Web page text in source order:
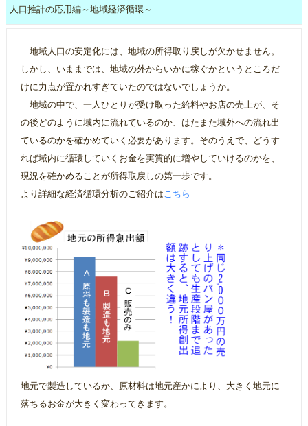
人口推計の応用編～地域経済循環～
地域人口の安定化には、地域の所得取り戻しが欠かせません。
しかし、いままでは、地域の外からいかに稼ぐかというところだ
けに力点が置かれすぎていたのではないでしょうか。
地域の中で、一人ひとりが受け取った給料やお店の売上が、そ
の後どのように域内に流れているのか、はたまた域外への流れ出
ているのかを確かめていく必要があります。そのうえで、どうす
れば域内に循環していくお金を実質的に増やしていけるのかを、
現況を確かめることが所得取戻しの第一歩です。
より詳細な経済循環分析のご紹介はこちら
地元で製造しているか、原材料は地元産かにより、大きく地元に
落ちるお金が大きく変わってきます。